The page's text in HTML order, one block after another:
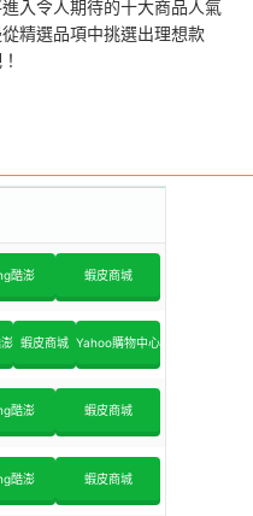
入令人期待的十大商品人氣
精選品項中挑選出理想款
酷澎 蝦皮商城
蝦皮商城 Yahoo購物中心
酷澎 蝦皮商城
酷澎 蝦皮商城